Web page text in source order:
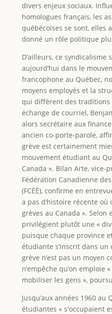
divers enjeux sociaux.
homologues français, les
québécoises se sont, elles
donné un rôle politique
D’ailleurs, ce syndicalisme
aujourd’hui dans le
francophone au Québec,
moyens employés et la
qui diffèrent des traditions
échange de courriel,
alors secrétaire aux
ancien co-porte-parole,
grève est certainement
mouvement étudiant au
Canada ». Bilan Arte, vice-
Fédération Canadienne
(FCÉÉ), confirme en
a pas d’histoire récente où
grèves au Canada ». Selon
privilégient plutôt une «
puisque chaque province
étudiante s’inscrit dans
grève n’est pas un moyen
n’empêche qu’on emploie
mobiliser les gens »,
Jusqu’aux années 1960 au
étudiantes « s'occupaient